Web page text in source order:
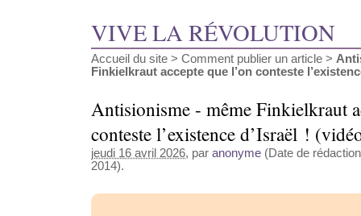
VIVE LA RÉVOLUTION
Accueil du site > Comment publier un article >
Finkielkraut accepte que l’on conteste
Antisionisme - même Finkielkraut
conteste l’existence d’Israël !
jeudi 16 avril 2026, par anonyme (Date de
2014).